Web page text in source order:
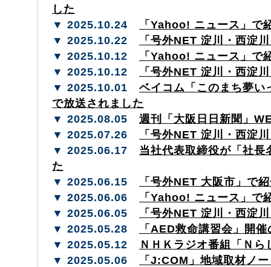
した
▼ 2025.10.24
「Yahoo! ニュース」で
▼ 2025.10.22
「号外NET 淀川・西淀
▼ 2025.10.12
「Yahoo! ニュース」で
▼ 2025.10.12
「号外NET 淀川・西淀
▼ 2025.10.01 ベイコム「このまち夢い
で放送されました
▼ 2025.08.05 週刊「大阪日日新聞」
▼ 2025.07.26
「号外NET 淀川・西淀
▼ 2025.06.17 当社代表取締役が「社長
た
▼ 2025.06.15
「号外NET 大阪市」で
▼ 2025.06.06
「Yahoo! ニュース」で
▼ 2025.06.05
「号外NET 淀川・西淀
▼ 2025.05.28
「AED救命講習会」開
▼ 2025.05.12
ＮＨＫラジオ番組「Ｎ
▼ 2025.05.06
「J:COM」地域取材ノ